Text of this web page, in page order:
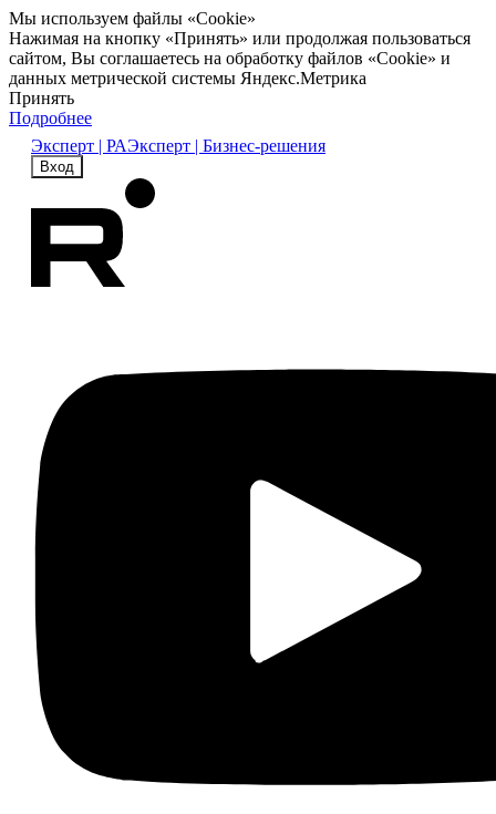
Мы используем файлы «Cookie»
Нажимая на кнопку «Принять» или продолжая пользоваться
сайтом, Вы соглашаетесь на обработку файлов «Cookie» и
данных метрической системы Яндекс.Метрика
Принять
Подробнее
Эксперт | РАЭксперт | Бизнес-решения
Вход